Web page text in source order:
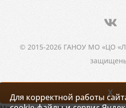
© 2015-2026 ГАНОУ МО «ЦО
Для корректной работы X